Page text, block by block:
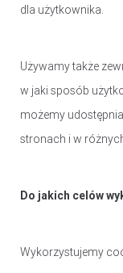
dla użytkownika.
Używamy także
w jaki sposób
możemy
stronach i w
Do jakich celów
Wykorzystujemy